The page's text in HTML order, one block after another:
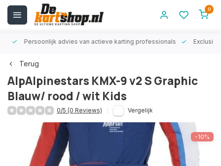
0
Persoonlijk advies van actieve karting professionals
Terug
AlpAlpinestars KMX-9 v2 S Graphic
Blauw/ rood / wit Kids
0/5 (0 Reviews) Vergelijk
-10%